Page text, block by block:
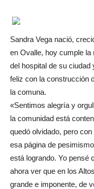
Sandra Vega nació,
en Ovalle, hoy cumple la
del hospital de su
feliz con la construcción
la comuna.
«Sentimos alegría y
la comunidad está
quedó olvidado, pero
esa página de
está logrando. Yo pensé
ahora ver que en los
grande e imponente, de